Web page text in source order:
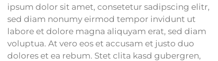
ipsum dolor sit amet, consetetur sadipscing elitr,
sed diam nonumy eirmod tempor invidunt ut
labore et dolore magna aliquyam erat, sed diam
voluptua. At vero eos et accusam et justo duo
dolores et ea rebum. Stet clita kasd gubergren,